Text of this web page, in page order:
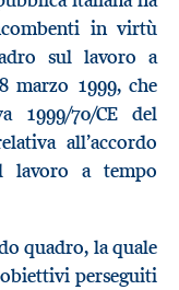
in virtù
sul lavoro a
marzo 1999, che
1999/70/CE del
all’accordo
lavoro a tempo
quadro, la quale
perseguiti